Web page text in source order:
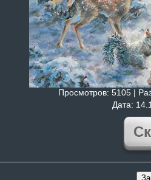
Просмотров: 5105 |
Дата: